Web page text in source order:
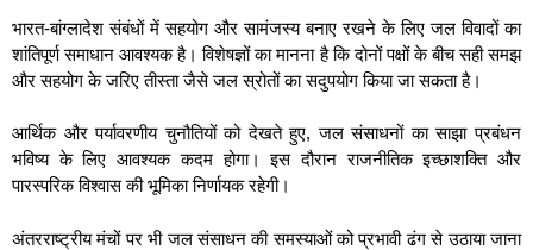
भारत-बांग्लादेश संबंधों में सहयोग और सामंजस्य बनाए रखने के लिए जल विवादों का
शांतिपूर्ण समाधान आवश्यक है। विशेषज्ञों का मानना है कि दोनों पक्षों के बीच सही समझ
और सहयोग के जरिए तीस्ता जैसे जल स्रोतों का सदुपयोग किया जा सकता है।
आर्थिक और पर्यावरणीय चुनौतियों को देखते हुए, जल संसाधनों का साझा प्रबंधन
भविष्य के लिए आवश्यक कदम होगा। इस दौरान राजनीतिक इच्छाशक्ति और
पारस्परिक विश्वास की भूमिका निर्णायक रहेगी।
अंतरराष्ट्रीय मंचों पर भी जल संसाधन की समस्याओं को प्रभावी ढंग से उठाया जाना